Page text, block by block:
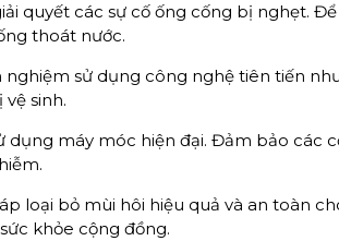
quyết các sự cố ống cống bị nghẹt.
thoát nước.
nghiệm sử dụng công nghệ tiên tiến
sinh.
dụng máy móc hiện đại. Đảm bảo các
loại bỏ mùi hôi hiệu quả và an toàn
khỏe cộng đồng.